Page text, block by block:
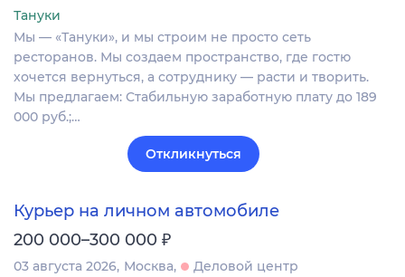
Тануки
Мы — «Тануки», и мы строим не просто сеть
ресторанов. Мы создаем пространство, где гостю
хочется вернуться, а сотруднику — расти и творить.
Мы предлагаем: Стабильную заработную плату до 189
000 руб.;…
Откликнуться
Курьер на личном автомобиле
200 000–300 000 ₽
03 августа 2026 Москва
Деловой центр